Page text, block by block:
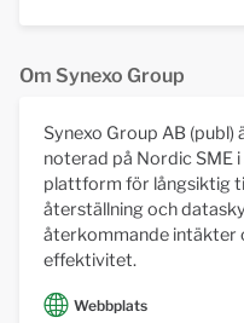
Om Synexo Group
Synexo Group AB
noterad på Nordic SME
plattform för långsiktig
återställning och
återkommande intäkter
effektivitet.
Webbplats